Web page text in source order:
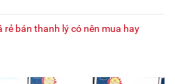
rẻ bán thanh lý có nên mua hay